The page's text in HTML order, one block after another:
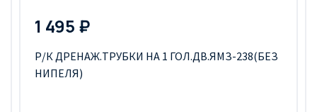
1 495 ₽
Р/К ДРЕНАЖ.ТРУБКИ НА 1 ГОЛ.ДВ.ЯМЗ-238(БЕЗ
НИПЕЛЯ)